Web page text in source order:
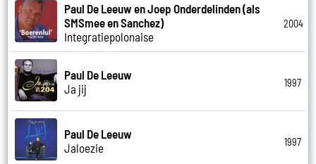
Paul De Leeuw en Joep Onderdelinden (als
SMSmee en Sanchez)
Integratiepolonaise
2004
Paul De Leeuw
Ja jij
1997
Paul De Leeuw
Jaloezie
1997